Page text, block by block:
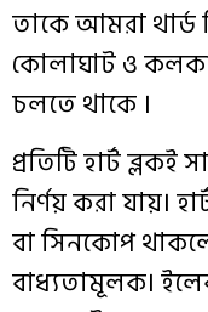
তাকেআমরাথার্ড
কোলাঘাটও
চলতেথাকে ।
প্রতিটিহার্টব্লকই
নির্ণয়করাযায়।
বাসিনকোপ
বাধ্যতামূলক।